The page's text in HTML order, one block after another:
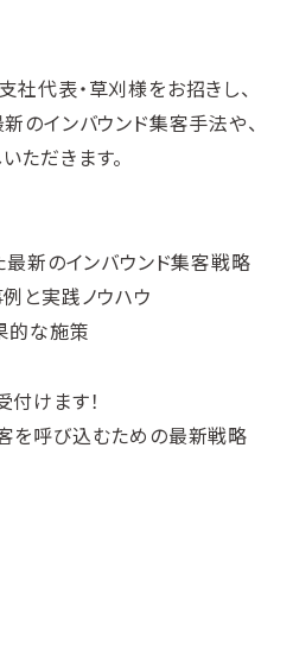
代表・草刈様をお招きし、
のインバウンド集客手法や、
ただきます。
最新のインバウンド集客戦略
と実践ノウハウ
的な施策
付けます！
を呼び込むための最新戦略